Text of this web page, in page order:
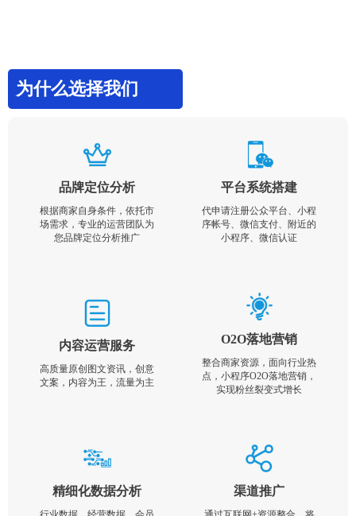
为什么选择我们
品牌定位分析
根据商家自身条件，依托市
场需求，专业的运营团队为
您品牌定位分析推广
平台系统搭建
代申请注册公众平台、小程
序帐号、微信支付、附近的
小程序、微信认证
内容运营服务
高质量原创图文资讯，创意
文案，内容为王，流量为主
O2O落地营销
整合商家资源，面向行业热
点，小程序O2O落地营销，
实现粉丝裂变式增长
精细化数据分析 渠道推广